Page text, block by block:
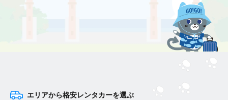
エリアから格安レンタカーを選ぶ